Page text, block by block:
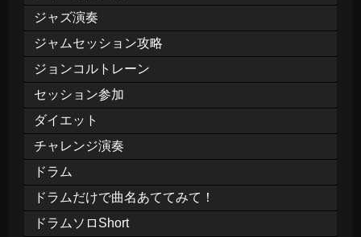
ジャズ演奏
ジャムセッション攻略
ジョンコルトレーン
セッション参加
ダイエット
チャレンジ演奏
ドラム
ドラムだけで曲名あててみて！
ドラムソロShort